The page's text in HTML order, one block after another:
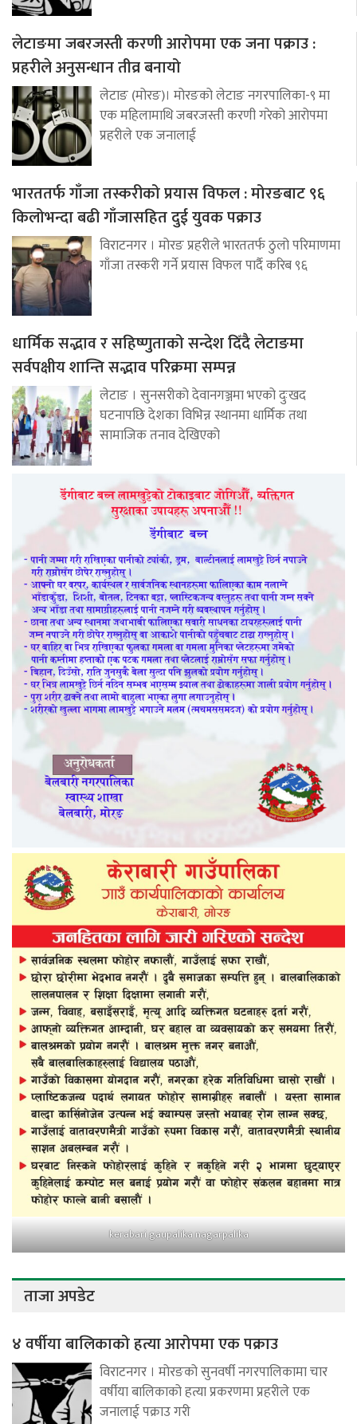
लेटाङमा जबरजस्ती करणी आरोपमा एक जना पक्राउ :
प्रहरीले अनुसन्धान तीव्र बनायो
लेटाङ (मोरङ)। मोरङको लेटाङ नगरपालिका-९ मा
एक महिलामाथि जबरजस्ती करणी गरेको आरोपमा
प्रहरीले एक जनालाई
भारततर्फ गाँजा तस्करीको प्रयास विफल : मोरङबाट ९६
किलोभन्दा बढी गाँजासहित दुई युवक पक्राउ
विराटनगर । मोरङ प्रहरीले भारततर्फ ठुलो परिमाणमा
गाँजा तस्करी गर्ने प्रयास विफल पार्दै करिब ९६
धार्मिक सद्भाव र सहिष्णुताको सन्देश दिँदै लेटाङमा
सर्वपक्षीय शान्ति सद्भाव परिक्रमा सम्पन्न
लेटाङ । सुनसरीको देवानगञ्जमा भएको दुःखद
घटनापछि देशका विभिन्न स्थानमा धार्मिक तथा
सामाजिक तनाव देखिएको
kerabari gaupalika nagarpalika
ताजा अपडेट
४ वर्षीया बालिकाको हत्या आरोपमा एक पक्राउ
विराटनगर । मोरङको सुनवर्षी नगरपालिकामा चार
वर्षीया बालिकाको हत्या प्रकरणमा प्रहरीले एक
जनालाई पक्राउ गरी